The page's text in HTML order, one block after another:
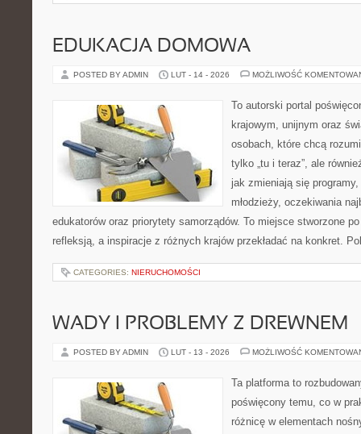
EDUKACJA DOMOWA
POSTED BY ADMIN LUT - 14 - 2026 MOŻLIWOŚĆ
To autorski portal
krajowym, unijnym oraz
osobach, które chcą
tylko „tu i teraz”, ale
jak zmieniają się
młodzieży, oczekiwania
edukatorów oraz priorytety samorządów. To miejsce stworzone
refleksją, a inspiracje z różnych krajów przekładać na konkret.
CATEGORIES: NIERUCHOMOŚCI
WADY I PROBLEMY Z DREWNEM
POSTED BY ADMIN LUT - 13 - 2026 MOŻLIWOŚĆ
Ta platforma to
poświęcony temu, co w
różnicę w elementach